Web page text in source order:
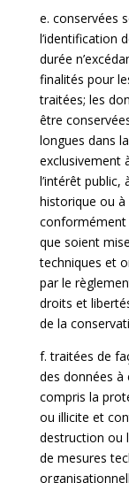
e. conservées
l’identification
durée
finalités pour
traitées; les
être
longues dans
exclusivement
l’intérêt
historique ou
conformément
que soient
techniques et
par le
droits et
de la
f. traitées de
des données à
compris la
ou illicite et
destruction ou
de mesures